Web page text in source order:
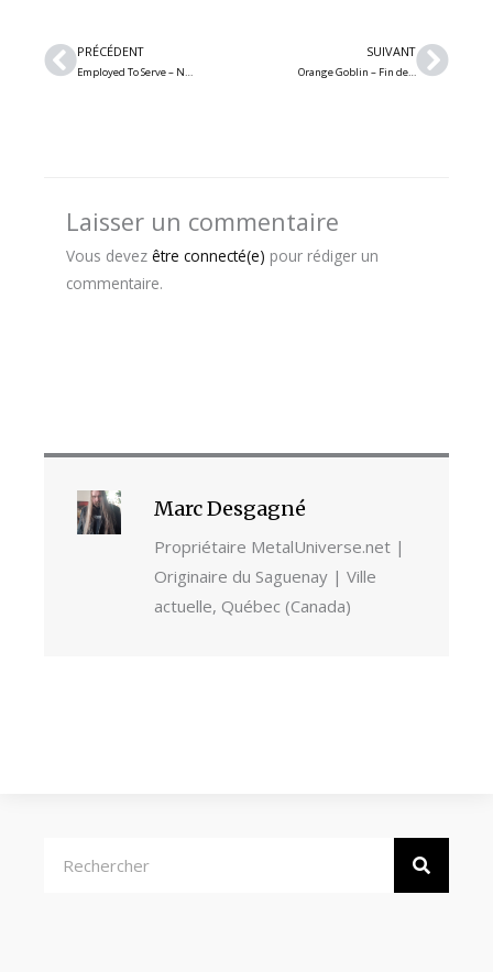
Précédent
PRÉCÉDENT
Employed To Serve – Nouveau single « Atonement » avec Will Ramos (Lorna Shore) et nouvel album
SUIVANT
Orange Goblin – Fin de transmission : les légendes annoncent que 2025 sera leur dernière année – pour le moment
Laisser un commentaire
Vous devez être connecté(e) pour rédiger un
commentaire.
Marc Desgagné
Propriétaire MetalUniverse.net |
Originaire du Saguenay | Ville
actuelle, Québec (Canada)